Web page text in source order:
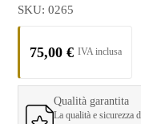
SKU: 0265
75,00 €
Qualità garantita
La qualità e sicurezza